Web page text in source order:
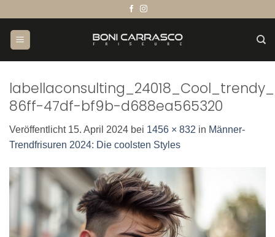
springen
86ff-47df-bf9b-d688ea565320
Veröffentlicht 15. April 2024 bei 1456 × 832 in Männer-
Trendfrisuren 2024: Die coolsten Styles